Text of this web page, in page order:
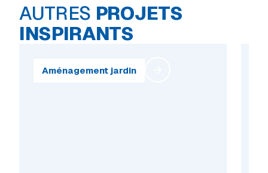
AUTRES PROJETS
INSPIRANTS
Aménagement jardin